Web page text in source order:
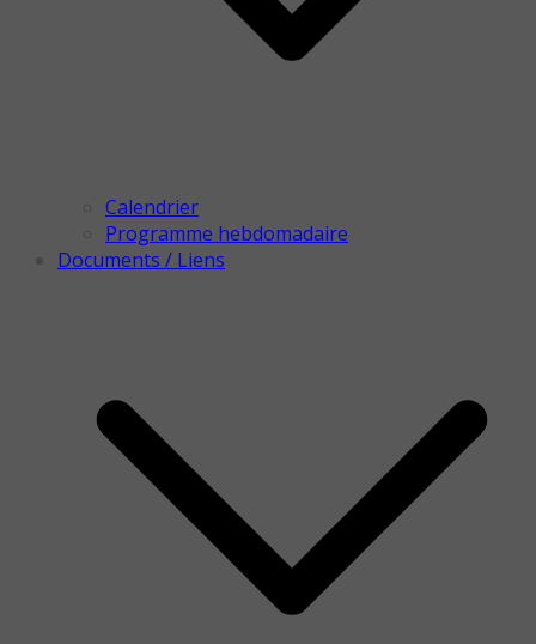
Calendrier
Programme hebdomadaire
Documents / Liens